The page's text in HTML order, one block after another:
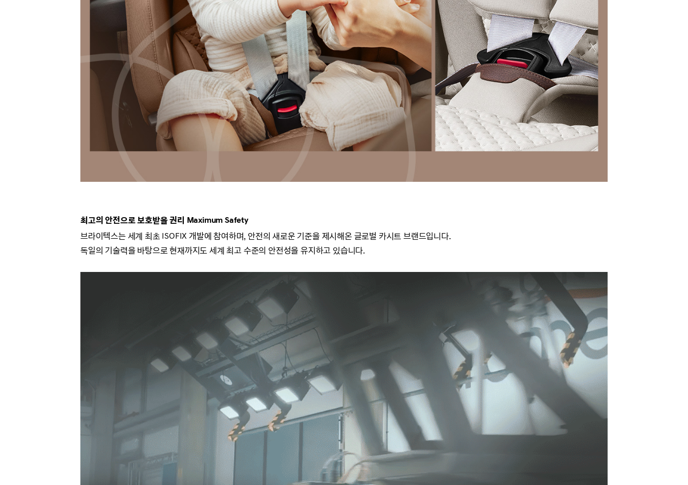
최고의 안전으로 보호받을 권리 Maximum Safety
브라이텍스는 세계 최초 ISOFIX 개발에 참여하며, 안전의 새로운 기준을 제시해온 글로벌 카시트 브랜드입니다.
독일의 기술력을 바탕으로 현재까지도 세계 최고 수준의 안전성을 유지하고 있습니다.